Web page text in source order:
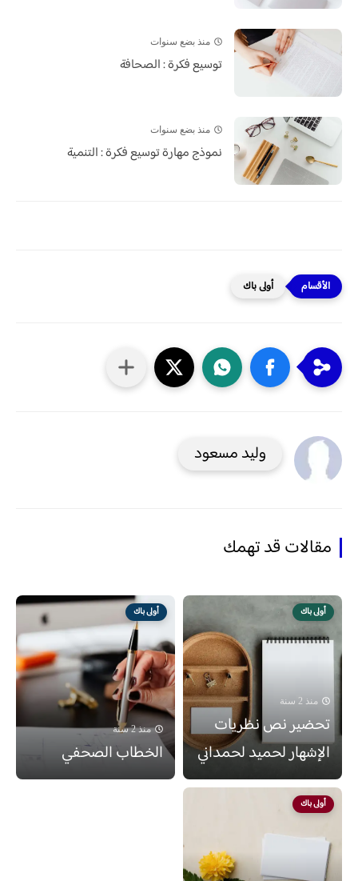
منذ بضع سنوات
توسيع فكرة : الصحافة
منذ بضع سنوات
نموذج مهارة توسيع فكرة : التنمية
أولى باك
وليد مسعود
مقالات قد تهمك
أولى باك
منذ 2 سنة
تحضير نص نظريات
الإشهار لحميد لحمداني
أولى باك
منذ 2 سنة
الخطاب الصحفي
أولى باك